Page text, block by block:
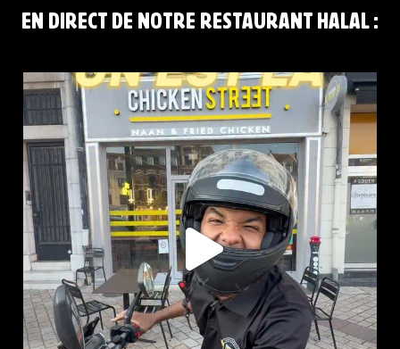
EN DIRECT DE NOTRE RESTAURANT HALAL :
CHICKEN STREET LENS EST LÀ
12 Place...
44 37